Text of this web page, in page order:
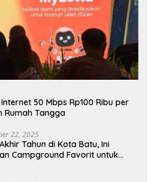
50 Mbps Rp100 Ribu per
Rumah Tangga
22, 2025
Tahun di Kota Batu, Ini
Campground Favorit untuk